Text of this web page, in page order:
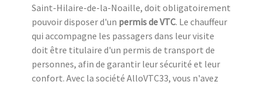
Saint-Hilaire-de-la-Noaille, doit obligatoirement
pouvoir disposer d'un permis de VTC. Le chauffeur
qui accompagne les passagers dans leur visite
doit être titulaire d'un permis de transport de
personnes, afin de garantir leur sécurité et leur
confort. Avec la société AlloVTC33, vous n'avez